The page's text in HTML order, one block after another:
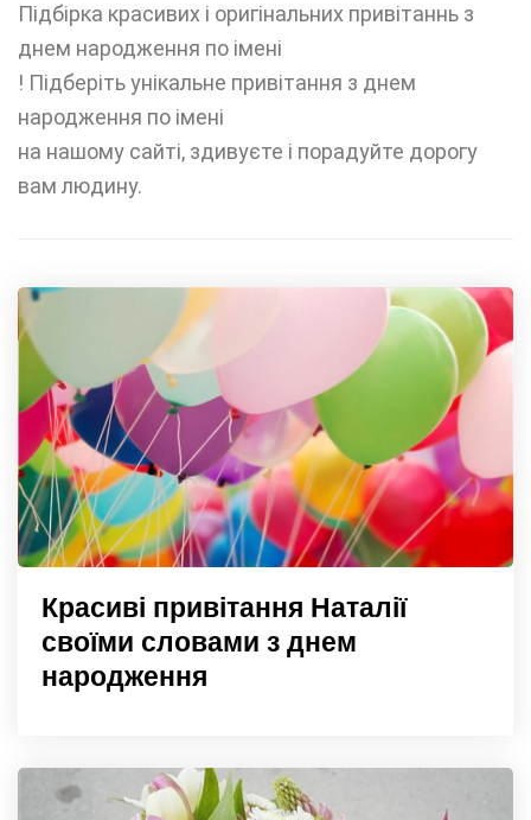
Підбірка красивих і оригінальних привітаннь з
днем народження по імені
! Підберіть унікальне привітання з днем
народження по імені
на нашому сайті, здивуєте і порадуйте дорогу
вам людину.
Красиві привітання Наталії
своїми словами з днем
народження